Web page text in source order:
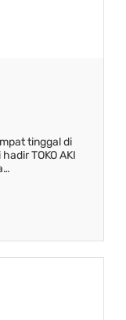
tinggal di
TOKO AKI